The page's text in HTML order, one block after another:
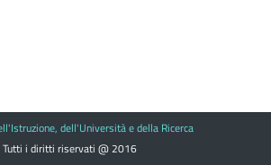
dell'Università e della Ricerca
Tutti i diritti riservati @ 2016